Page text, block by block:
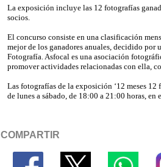
La exposición incluye las 12 fotografías
socios.
El concurso consiste en una clasificación
mejor de los ganadores anuales, decidido por
Fotografía. Asfocal es una asociación
promover actividades relacionadas con ella,
Las fotografías de la exposición ‘12 meses 12
de lunes a sábado, de 18:00 a 21:00 horas,
COMPARTIR